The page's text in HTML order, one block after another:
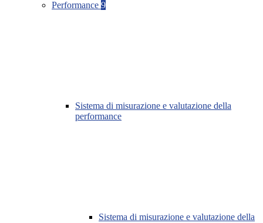
Performance 9
Sistema di misurazione e valutazione della
performance
Sistema di misurazione e valutazione della